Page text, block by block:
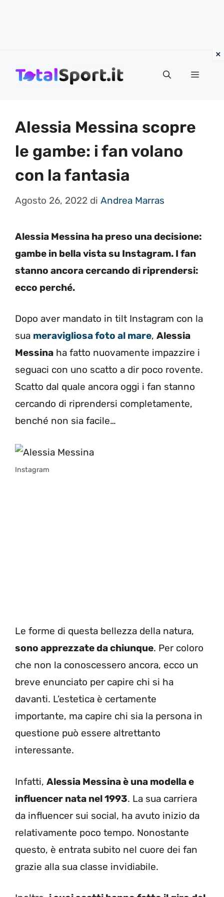
MENU
Alessia Messina scopre
le gambe: i fan volano
con la fantasia
Agosto 26, 2022 di Andrea Marras
Alessia Messina ha preso una decisione:
gambe in bella vista su Instagram. I fan
stanno ancora cercando di riprendersi:
ecco perché.
Dopo aver mandato in tilt Instagram con la
sua meravigliosa foto al mare, Alessia
Messina ha fatto nuovamente impazzire i
seguaci con uno scatto a dir poco rovente.
Scatto dal quale ancora oggi i fan stanno
cercando di riprendersi completamente,
benché non sia facile…
Instagram
Le forme di questa bellezza della natura,
sono apprezzate da chiunque. Per coloro
che non la conoscessero ancora, ecco un
breve enunciato per capire chi si ha
davanti. L’estetica è certamente
importante, ma capire chi sia la persona in
questione può essere altrettanto
interessante.
Infatti, Alessia Messina è una modella e
influencer nata nel 1993. La sua carriera
da influencer sui social, ha avuto inizio da
relativamente poco tempo. Nonostante
questo, è entrata subito nel cuore dei fan
grazie alla sua classe invidiabile.